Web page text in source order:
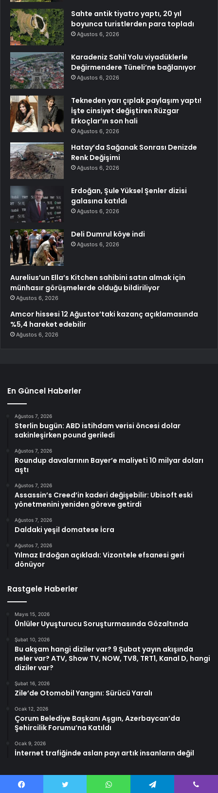
Sahte antik tiyatro yaptı, 20 yıl
boyunca turistlerden para topladı
Ağustos 6, 2026
Karadeniz Sahil Yolu viyadüklerle
Değirmendere Tüneli’ne bağlanıyor
Ağustos 6, 2026
Tekneden yarı çıplak paylaşım yaptı!
İşte cinsiyet değiştiren Rüzgar
Erkoçlar’ın son hali
Ağustos 6, 2026
Hatay’da Sağanak Sonrası Denizde
Renk Değişimi
Ağustos 6, 2026
Erdoğan, Şule Yüksel Şenler dizisi
galasına katıldı
Ağustos 6, 2026
Deli Dumrul köye indi
Ağustos 6, 2026
Aurelius’un Ella’s Kitchen sahibini satın almak için
münhasır görüşmelerde olduğu bildiriliyor
Ağustos 6, 2026
Amcor hissesi 12 Ağustos’taki kazanç açıklamasında
%5,4 hareket edebilir
Ağustos 6, 2026
En Güncel Haberler
Ağustos 7, 2026
Sterlin bugün: ABD istihdam verisi öncesi dolar
sakinleşirken pound geriledi
Ağustos 7, 2026
Roundup davalarının Bayer’e maliyeti 10 milyar doları
aştı
Ağustos 7, 2026
Assassin’s Creed’in kaderi değişebilir: Ubisoft eski
yönetmenini yeniden göreve getirdi
Ağustos 7, 2026
Daldaki yeşil domatese İcra
Ağustos 7, 2026
Yılmaz Erdoğan açıkladı: Vizontele efsanesi geri
dönüyor
Rastgele Haberler
Mayıs 15, 2026
Ünlüler Uyuşturucu Soruşturmasında Gözaltında
Şubat 10, 2026
Bu akşam hangi diziler var? 9 Şubat yayın akışında
neler var? ATV, Show TV, NOW, TV8, TRT1, Kanal D, hangi
diziler var?
Şubat 16, 2026
Zile’de Otomobil Yangını: Sürücü Yaralı
Ocak 12, 2026
Çorum Belediye Başkanı Aşgın, Azerbaycan’da
Şehircilik Forumu’na Katıldı
Ocak 9, 2026
İnternet trafiğinde aslan payı artık insanların değil